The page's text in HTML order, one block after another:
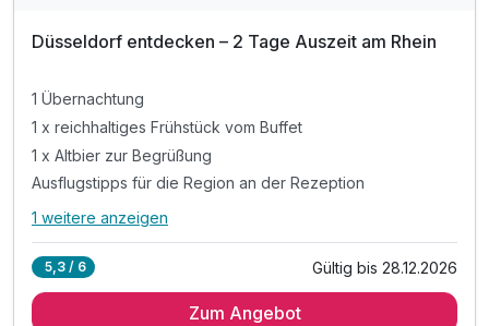
Düsseldorf entdecken – 2 Tage Auszeit am Rhein
1 Übernachtung
1 x reichhaltiges Frühstück vom Buffet
1 x Altbier zur Begrüßung
Ausflugstipps für die Region an der Rezeption
Alle Inklusivleistungen
1 x reichhaltiges Frühstück vom Buffet
1 weitere anzeigen
5,3 / 6 Gültig bis 28.12.2026
Zum Angebot